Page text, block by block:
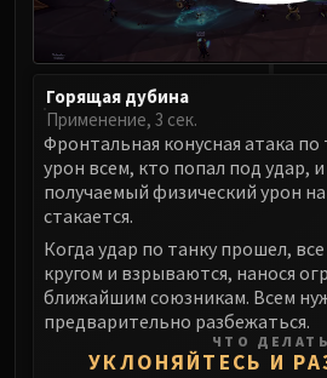
Горящая дубина
Применение, 3 сек.
Фронтальная конусная атака по
урон всем, кто попал под удар,
получаемый физический урон
стакается.
Когда удар по танку прошел,
кругом и взрываются, нанося
ближайшим союзникам. Всем
предварительно разбежаться.
ЧТО ДЕЛАТЬ
УКЛОНЯЙТЕСЬ И